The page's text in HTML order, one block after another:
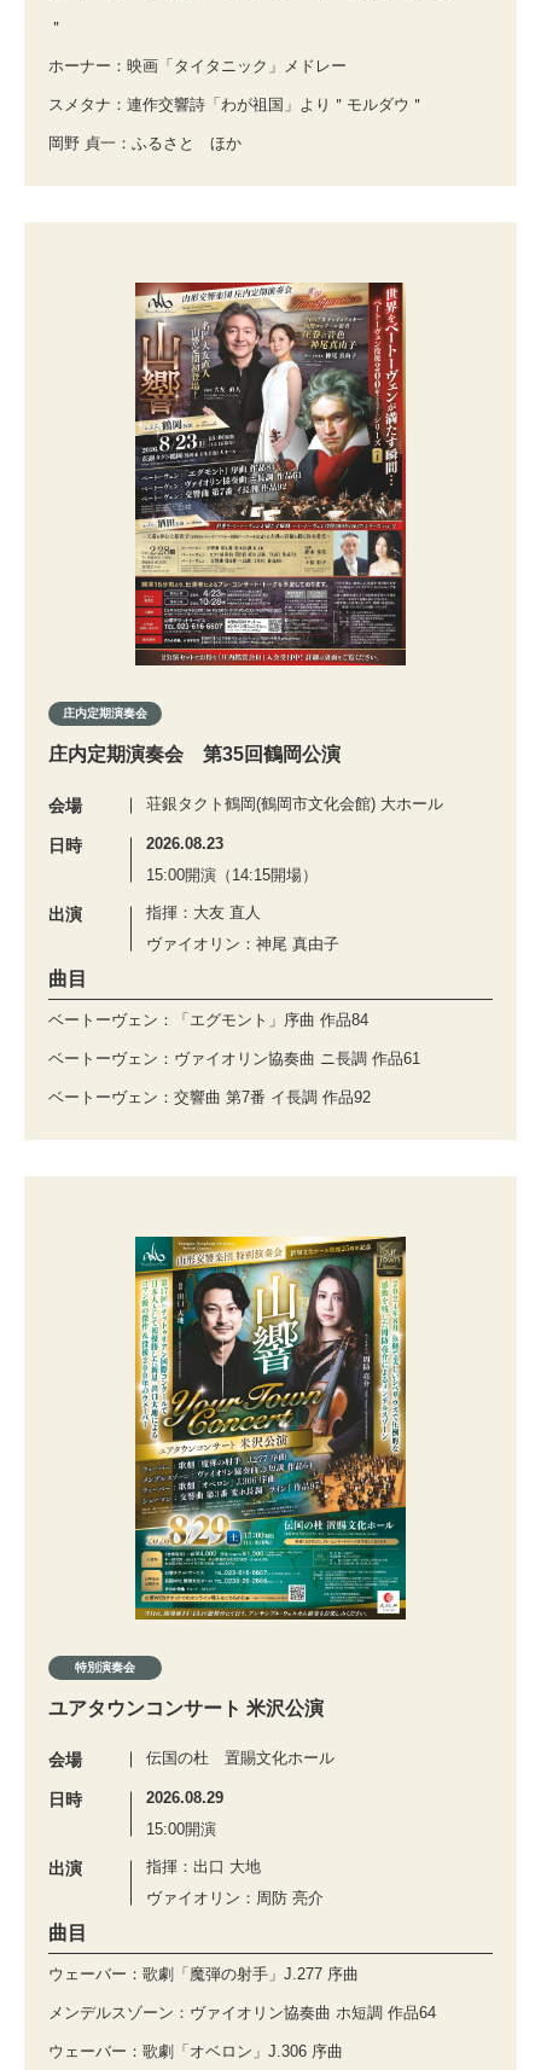
＂
ホーナー：映画「タイタニック」メドレー
スメタナ：連作交響詩「わが祖国」より＂モルダウ＂
岡野 貞一：ふるさと ほか
庄内定期演奏会
庄内定期演奏会 第35回鶴岡公演
会場 荘銀タクト鶴岡(鶴岡市文化会館) 大ホール
日時
2026.08.23
15:00開演（14:15開場）
出演
指揮：大友 直人
ヴァイオリン：神尾 真由子
曲目
ベートーヴェン：「エグモント」序曲 作品84
ベートーヴェン：ヴァイオリン協奏曲 ニ長調 作品61
ベートーヴェン：交響曲 第7番 イ長調 作品92
特別演奏会
ユアタウンコンサート 米沢公演
会場 伝国の杜 置賜文化ホール
日時
2026.08.29
15:00開演
出演
指揮：出口 大地
ヴァイオリン：周防 亮介
曲目
ウェーバー：歌劇「魔弾の射手」J.277 序曲
メンデルスゾーン：ヴァイオリン協奏曲 ホ短調 作品64
ウェーバー：歌劇「オベロン」J.306 序曲